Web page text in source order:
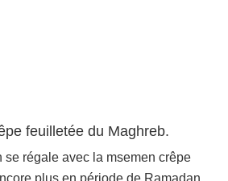
feuilletée du Maghreb.
se régale avec la msemen crêpe